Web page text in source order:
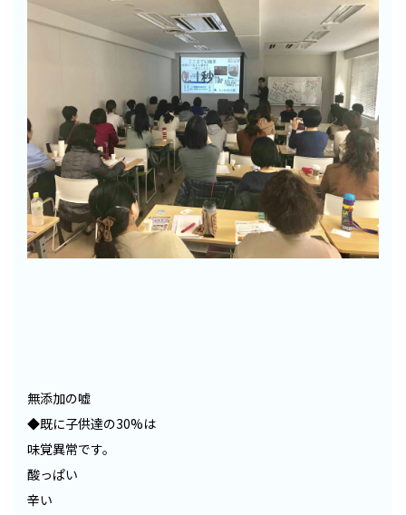
無添加の嘘
◆既に子供達の30%は
味覚異常です。
酸っぱい
辛い